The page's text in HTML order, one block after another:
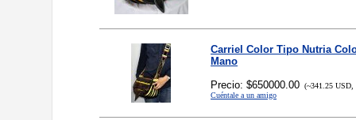
Carriel Color Tipo Nutria
Mano
Precio: $650000.00 (~341.25 USD,
Cuéntale a un amigo